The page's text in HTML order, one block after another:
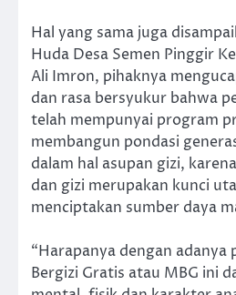
Hal yang sama juga
Huda Desa Semen Pinggir
Ali Imron, pihaknya
dan rasa bersyukur bahwa
telah mempunyai program
membangun pondasi
dalam hal asupan gizi,
dan gizi merupakan kunci
menciptakan sumber daya
“Harapanya dengan adanya
Bergizi Gratis atau MBG ini